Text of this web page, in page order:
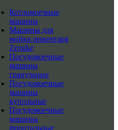
Котломоечные
машины
Машины для
мойки инвентаря
Zernike
Посудомоечные
машины
гранульные
Посудомоечные
машины
купольные
Посудомоечные
машины
фронтальные